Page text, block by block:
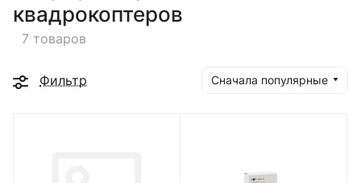
квадрокоптеров
7 товаров
Фильтр Сначала популярные